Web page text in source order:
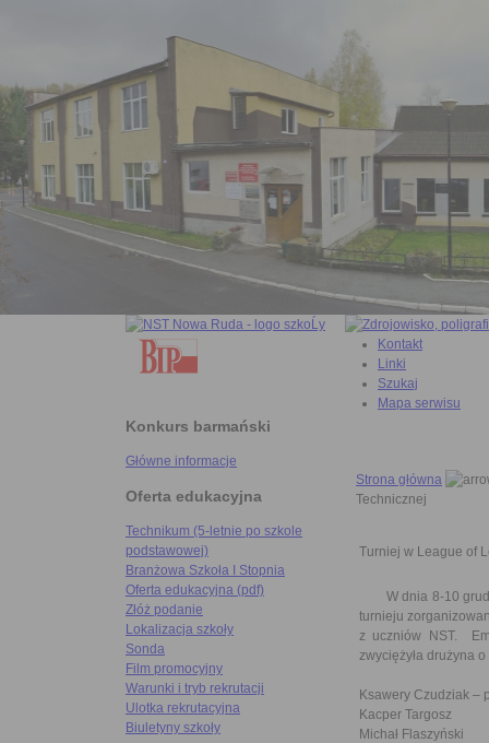
Konkurs barmański
Główne informacje
Oferta edukacyjna
Technikum (5-letnie po szkole
podstawowej)
Branżowa Szkoła I Stopnia
Oferta edukacyjna (pdf)
Złóż podanie
Lokalizacja szkoły
Sonda
Film promocyjny
Warunki i tryb rekrutacji
Ulotka rekrutacyjna
Biuletyny szkoły
Kontakt
Linki
Szukaj
Mapa serwisu
Strona główna
Technicznej
Turniej w League of
W dnia 8-10
turnieju
z uczniów NST.
zwyciężyła drużyna
Ksawery Czudziak –
Kacper Targosz
Michał Flaszyński